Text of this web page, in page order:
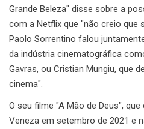
Grande Beleza" disse sobre a
com a Netflix que "não creio que
Paolo Sorrentino falou
da indústria cinematográfica
Gavras, ou Cristian Mungiu, que
cinema".
O seu filme "A Mão de Deus",
Veneza em setembro de 2021 e